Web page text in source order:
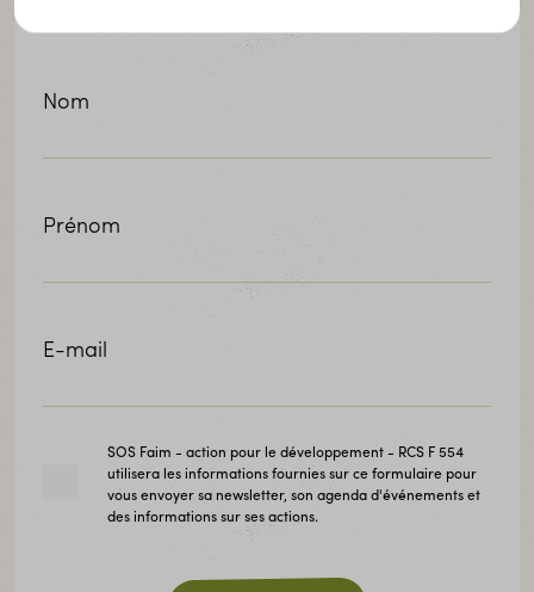
Nom
Prénom
E-mail
SOS Faim - action pour le développement - RCS F 554
utilisera les informations fournies sur ce formulaire pour
vous envoyer sa newsletter, son agenda d'événements et
des informations sur ses actions.